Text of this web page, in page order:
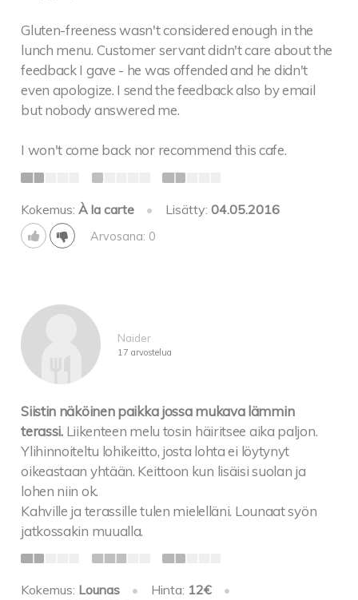
Gluten-freeness wasn't considered enough in the
lunch menu. Customer servant didn't care about the
feedback I gave - he was offended and he didn't
even apologize. I send the feedback also by email
but nobody answered me.
I won't come back nor recommend this cafe.
Kokemus:À la carte • Lisätty: 04.05.2016
Arvosana: 0
Naider
17 arvostelua
Siistin näköinen paikka jossa mukava lämmin
terassi. Liikenteen melu tosin häiritsee aika paljon.
Ylihinnoiteltu lohikeitto, josta lohta ei löytynyt
oikeastaan yhtään. Keittoon kun lisäisi suolan ja
lohen niin ok.
Kahville ja terassille tulen mielelläni. Lounaat syön
jatkossakin muualla.
Kokemus: Lounas • Hinta: 12€
•